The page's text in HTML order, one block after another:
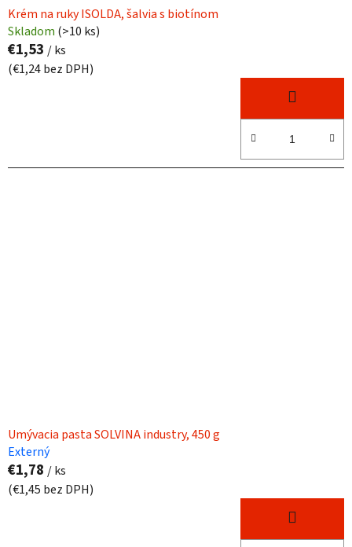
Krém na ruky ISOLDA, šalvia s biotínom
Skladom (>10 ks)
€1,53 / ks
(€1,24 bez DPH)
Umývacia pasta SOLVINA industry, 450 g
Externý
€1,78 / ks
(€1,45 bez DPH)